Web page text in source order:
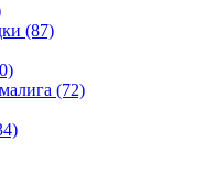
(87)
(72)